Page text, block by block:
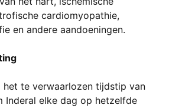
cardiomyopathie,
en andere aandoeningen.
het te verwaarlozen tijdstip van
Inderal elke dag op hetzelfde